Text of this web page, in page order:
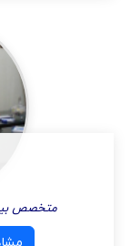
متخصص